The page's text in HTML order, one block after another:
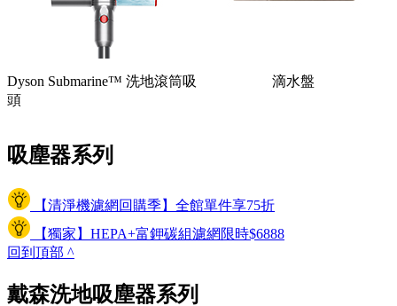
Dyson Submarine™ 洗地滾筒吸
頭
滴水盤
吸塵器系列
【清淨機濾網回購季】全館單件享75折
【獨家】HEPA+富鉀碳組濾網限時$6888
回到頂部 ^
戴森洗地吸塵器系列